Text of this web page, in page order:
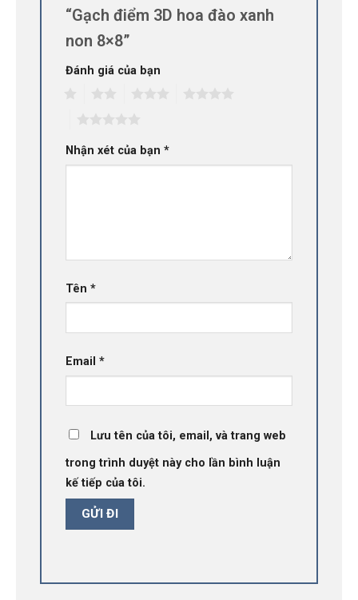
“Gạch điểm 3D hoa đào xanh
non 8×8”
Đánh giá của bạn
Nhận xét của bạn *
Tên *
Email *
Lưu tên của tôi, email, và trang web
trong trình duyệt này cho lần bình luận
kế tiếp của tôi.